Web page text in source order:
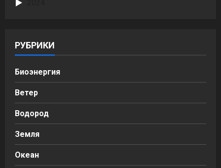
РУБРИКИ
Биоэнергия
Ветер
Водород
Земля
Океан